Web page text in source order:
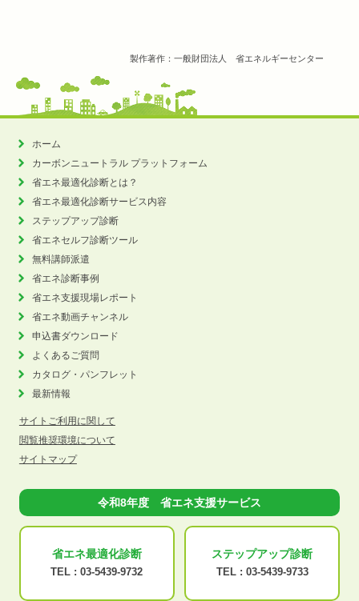
製作著作：一般財団法人 省エネルギーセンター
ホーム
カーボンニュートラル プラットフォーム
省エネ最適化診断とは？
省エネ最適化診断サービス内容
ステップアップ診断
省エネセルフ診断ツール
無料講師派遣
省エネ診断事例
省エネ支援現場レポート
省エネ動画チャンネル
申込書ダウンロード
よくあるご質問
カタログ・パンフレット
最新情報
サイトご利用に関して
閲覧推奨環境について
サイトマップ
令和8年度 省エネ支援サービス
省エネ最適化診断
TEL : 03-5439-9732
ステップアップ診断
TEL : 03-5439-9733